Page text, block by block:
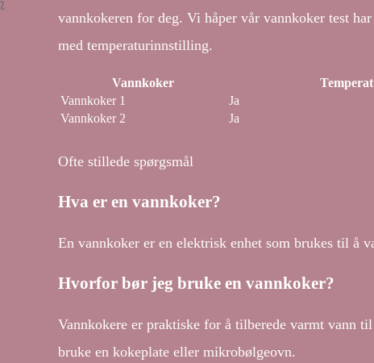
vannkokeren for deg. Vi håper vår vannkoker test
med temperaturinnstilling.
Vannkoker
Vannkoker 1
Ja
Vannkoker 2
Ja
Ofte stillede spørgsmål
Hva er en vannkoker?
En vannkoker er en elektrisk enhet som brukes til å
Hvorfor bør jeg bruke en vannkoker?
Vannkokere er praktiske for å tilberede varmt vann
bruke en kokeplate eller mikrobølgeovn.